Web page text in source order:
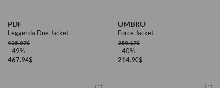
PDF
Leggenda Due Jacket
935.87$
- 49%
467.94$
UMBRO
Force Jacket
358.17$
- 40%
214.90$